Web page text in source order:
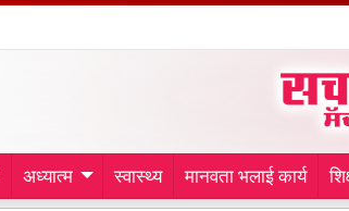
अध्यात्म स्वास्थ्य मानवता भलाई कार्य